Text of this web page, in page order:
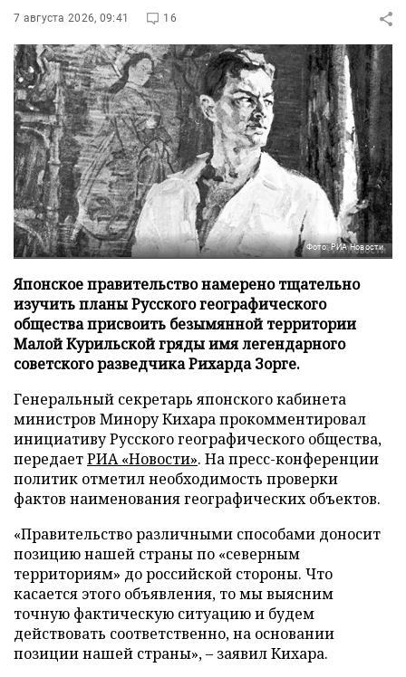
7 августа 2026, 09:41 16
Фото: РИА Новости
Японское правительство намерено тщательно
изучить планы Русского географического
общества присвоить безымянной территории
Малой Курильской гряды имя легендарного
советского разведчика Рихарда Зорге.
Генеральный секретарь японского кабинета
министров Минору Кихара прокомментировал
инициативу Русского географического общества,
передаетРИА «Новости». На пресс-конференции
политик отметил необходимость проверки
фактов наименования географических объектов.
«Правительство различными способами доносит
позицию нашей страны по «северным
территориям» до российской стороны. Что
касается этого объявления, то мы выясним
точную фактическую ситуацию и будем
действовать соответственно, на основании
позиции нашей страны», – заявил Кихара.